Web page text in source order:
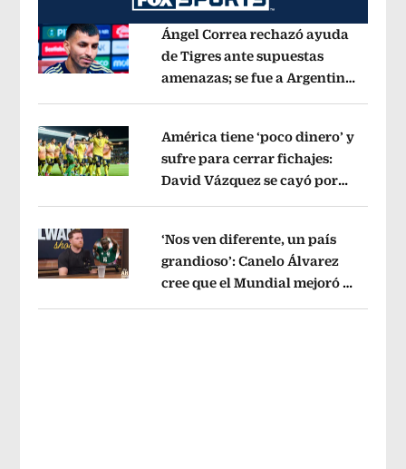
Opens in new window
Ángel Correa rechazó ayuda
de Tigres ante supuestas
amenazas; se fue a Argentina
Opens in new window
América tiene ‘poco dinero’ y
sufre para cerrar fichajes:
David Vázquez se cayó por
Opens in new window
‘Nos ven diferente, un país
grandioso’: Canelo Álvarez
cree que el Mundial mejoró la